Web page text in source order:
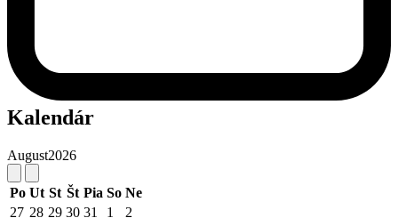
Kalendár
August2026
Po Ut St Št Pia So Ne
27 28 29 30 31 1 2